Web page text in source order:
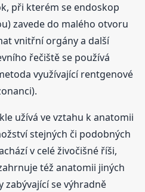
při kterém se endoskop
zavede do malého otvoru
vnitřní orgány a další
řečiště se používá
využívající rentgenové
užívá ve vztahu k anatomii
stejných či podobných
v celé živočišné říši,
též anatomii jiných
zabývající se výhradně